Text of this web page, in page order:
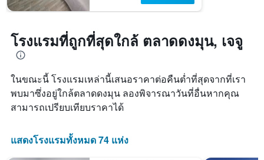
โรงแรมที่ถูกที่สุดใกล้ ตลาดดงมุน, เจจู
ในขณะนี้ โรงแรมเหล่านี้เสนอราคาต่อคืนต่ำที่สุดจากที่เรา
พบมาซึ่งอยู่ใกล้ตลาดดงมุน ลองพิจารณาวันที่อื่นหากคุณ
สามารถเปรียบเทียบราคาได้
แสดงโรงแรมทั้งหมด 74 แห่ง